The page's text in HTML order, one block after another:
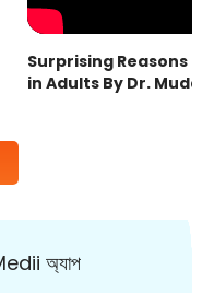
Surprising Reasons
in Adults By Dr.
অ্যাপ